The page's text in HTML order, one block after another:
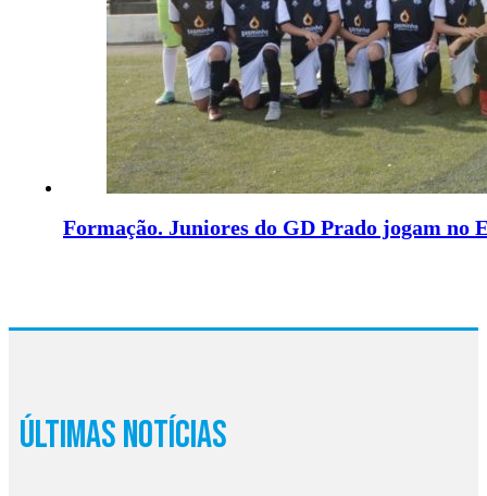
Formação. Juniores do GD Prado jogam no
Últimas Notícias